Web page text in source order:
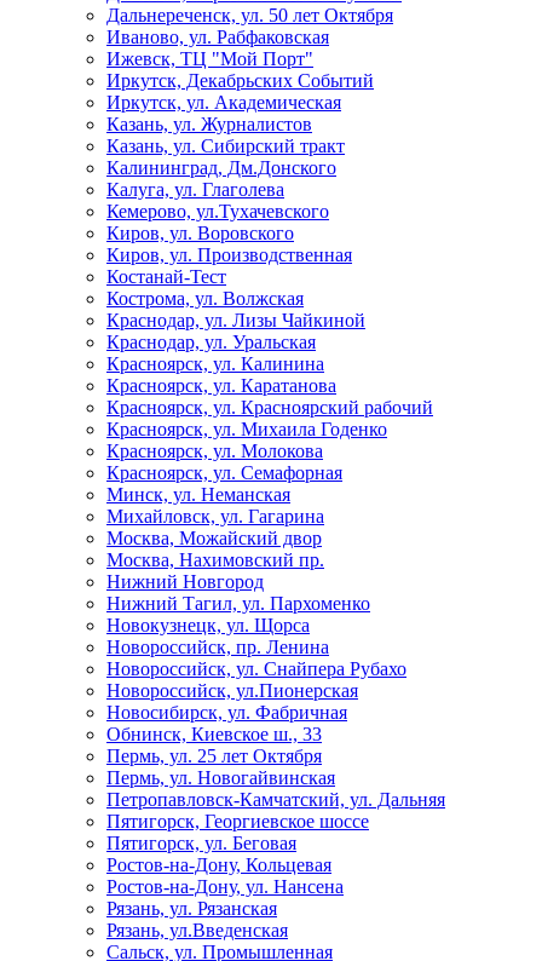
Дальнереченск, ул. 50 лет Октября
Иваново, ул. Рабфаковская
Ижевск, ТЦ "Мой Порт"
Иркутск, Декабрьских Событий
Иркутск, ул. Академическая
Казань, ул. Журналистов
Казань, ул. Сибирский тракт
Калининград, Дм.Донского
Калуга, ул. Глаголева
Кемерово, ул.Тухачевского
Киров, ул. Воровского
Киров, ул. Производственная
Костанай-Тест
Кострома, ул. Волжская
Краснодар, ул. Лизы Чайкиной
Краснодар, ул. Уральская
Красноярск, ул. Калинина
Красноярск, ул. Каратанова
Красноярск, ул. Красноярский рабочий
Красноярск, ул. Михаила Годенко
Красноярск, ул. Молокова
Красноярск, ул. Семафорная
Минск, ул. Неманская
Михайловск, ул. Гагарина
Москва, Можайский двор
Москва, Нахимовский пр.
Нижний Новгород
Нижний Тагил, ул. Пархоменко
Новокузнецк, ул. Щорса
Новороссийск, пр. Ленина
Новороссийск, ул. Снайпера Рубахо
Новороссийск, ул.Пионерская
Новосибирск, ул. Фабричная
Обнинск, Киевское ш., 33
Пермь, ул. 25 лет Октября
Пермь, ул. Новогайвинская
Петропавловск-Камчатский, ул. Дальняя
Пятигорск, Георгиевское шоссе
Пятигорск, ул. Беговая
Ростов-на-Дону, Кольцевая
Ростов-на-Дону, ул. Нансена
Рязань, ул. Рязанская
Рязань, ул.Введенская
Сальск, ул. Промышленная